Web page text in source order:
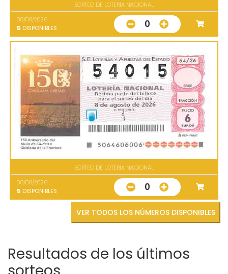
SORTEO DE LOTERIA NACIONAL
08/08/2026
5 DISPONIBLES 0
SORTEO DE LOTERIA NACIONAL
08/08/2026
5 DISPONIBLES 0
VER TODOS LOS NÚMEROS DISPONIBLES
Resultados de los últimos